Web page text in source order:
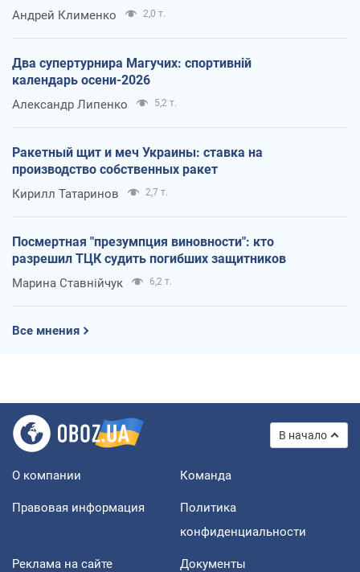
Андрей Клименко 2,0 т.
Два супертурнира Магучих: спортивній
календарь осени-2026
Александр Липенко 5,2 т.
Ракетный щит и меч Украины: ставка на
производство собственных ракет
Кирилл Татаринов 2,7 т.
Посмертная "презумпция виновности": кто
разрешил ТЦК судить погибших защитников
Марина Ставнійчук 6,2 т.
Все мнения
В начало
О компании Команда
Правовая информация
Политика
конфиденциальности
Реклама на сайте Документы